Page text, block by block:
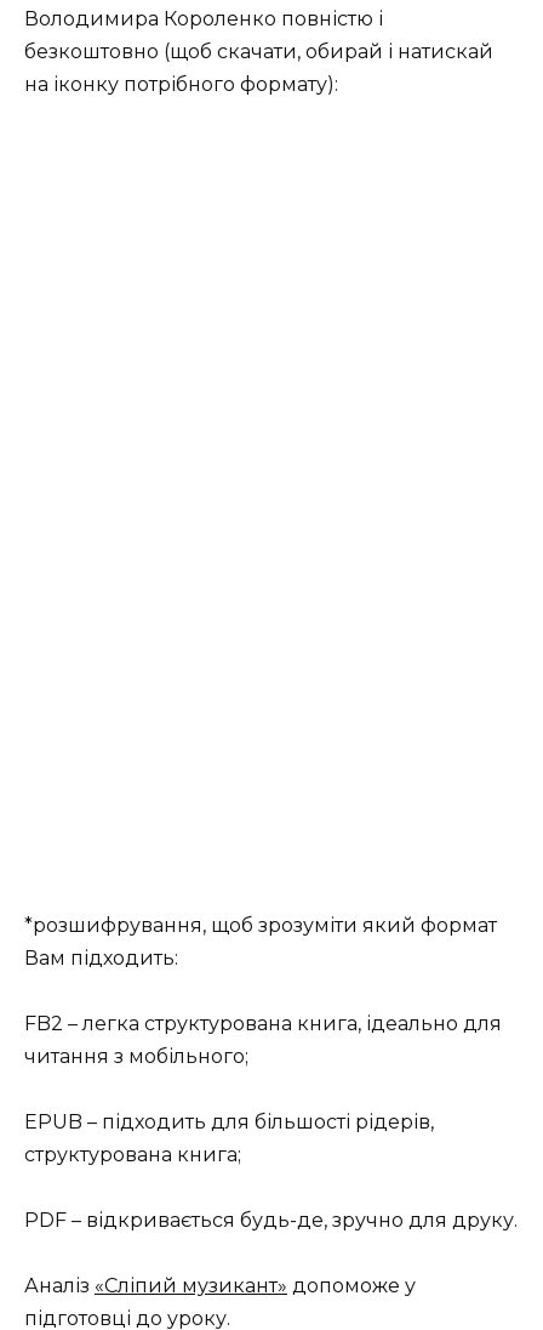
Володимира Короленко повністю і
безкоштовно (щоб скачати, обирай і натискай
на іконку потрібного формату):
*розшифрування, щоб зрозуміти який формат
Вам підходить:
FB2 – легка структурована книга, ідеально для
читання з мобільного;
EPUB – підходить для більшості рідерів,
структурована книга;
PDF – відкривається будь-де, зручно для друку.
Аналіз «Сліпий музикант» допоможе у
підготовці до уроку.